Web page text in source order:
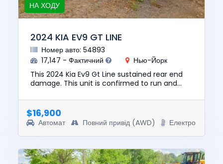
НА ХОДУ
2024 KIA EV9 GT LINE
Номер авто: 54893
17,147 - Фактичний
Нью-Йорк
This 2024 Kia Ev9 Gt Line sustained rear end
damage. This unit is confirmed to run and
was $61756. This veh...
$16,900
Автомат Повний привід (AWD) Електро